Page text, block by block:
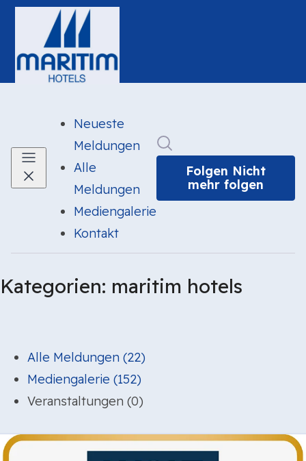
Neueste
Meldungen
Alle
Meldungen
Mediengalerie
Kontakt
Folgen Nicht
mehr folgen
Kategorien: maritim hotels
Alle Meldungen (22)
Mediengalerie (152)
Veranstaltungen (0)